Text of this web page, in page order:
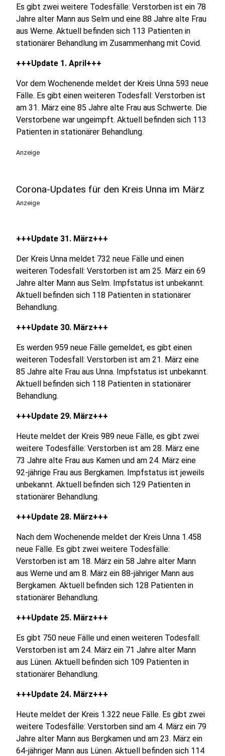
Es gibt zwei weitere Todesfälle: Verstorben ist ein 78
Jahre alter Mann aus Selm und eine 88 Jahre alte Frau
aus Werne. Aktuell befinden sich 113 Patienten in
stationärer Behandlung im Zusammenhang mit Covid.
+++Update 1. April+++
Vor dem Wochenende meldet der Kreis Unna 593 neue
Fälle. Es gibt einen weiteren Todesfall: Verstorben ist
am 31. März eine 85 Jahre alte Frau aus Schwerte. Die
Verstorbene war ungeimpft. Aktuell befinden sich 113
Patienten in stationärer Behandlung.
Anzeige
Corona-Updates für den Kreis Unna im März
Anzeige
+++Update 31. März+++
Der Kreis Unna meldet 732 neue Fälle und einen
weiteren Todesfall: Verstorben ist am 25. März ein 69
Jahre alter Mann aus Selm. Impfstatus ist unbekannt.
Aktuell befinden sich 118 Patienten in stationärer
Behandlung.
+++Update 30. März+++
Es werden 959 neue Fälle gemeldet, es gibt einen
weiteren Todesfall: Verstorben ist am 21. März eine
85 Jahre alte Frau aus Unna. Impfstatus ist unbekannt.
Aktuell befinden sich 118 Patienten in stationärer
Behandlung.
+++Update 29. März+++
Heute meldet der Kreis 989 neue Fälle, es gibt zwei
weitere Todesfälle: Verstorben ist am 28. März eine
73 Jahre alte Frau aus Kamen und am 24. März eine
92-jährige Frau aus Bergkamen. Impfstatus ist jeweils
unbekannt. Aktuell befinden sich 129 Patienten in
stationärer Behandlung.
+++Update 28. März+++
Nach dem Wochenende meldet der Kreis Unna 1.458
neue Fälle. Es gibt zwei weitere Todesfälle:
Verstorben ist am 18. März ein 58 Jahre alter Mann
aus Werne und am 8. März ein 88-jähriger Mann aus
Bergkamen. Aktuell befinden sich 128 Patienten in
stationärer Behandlung.
+++Update 25. März+++
Es gibt 750 neue Fälle und einen weiteren Todesfall:
Verstorben ist am 24. März ein 71 Jahre alter Mann
aus Lünen. Aktuell befinden sich 109 Patienten in
stationärer Behandlung.
+++Update 24. März+++
Heute meldet der Kreis 1.322 neue Fälle. Es gibt zwei
weitere Todesfälle: Verstorben sind am 4. März ein 79
Jahre alter Mann aus Bergkamen und am 23. März ein
64-jähriger Mann aus Lünen. Aktuell befinden sich 114